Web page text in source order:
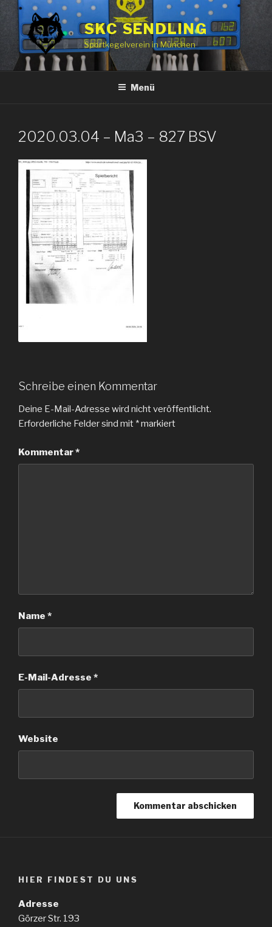
springen
SKC SENDLING
Sportkegelverein in München
Menü
2020.03.04 – Ma3 – 827 BSV
Schreibe einen Kommentar
Deine E-Mail-Adresse wird nicht veröffentlicht.
Erforderliche Felder sind mit *markiert
Kommentar*
Name *
E-Mail-Adresse *
Website
HIER FINDEST DU UNS
Adresse
Görzer Str. 193